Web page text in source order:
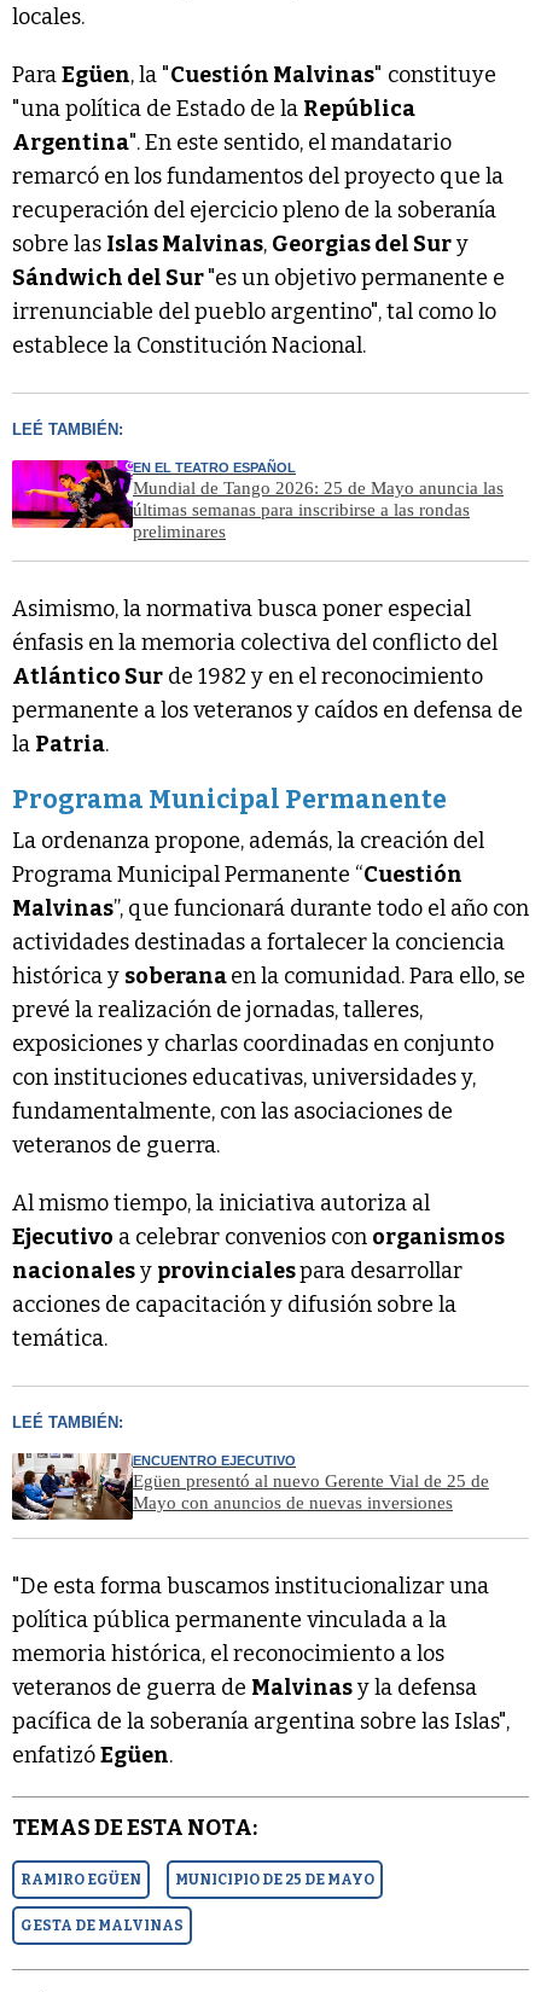
locales.
ParaEgüen, la "Cuestión Malvinas" constituye
"una política de Estado de la República
Argentina". En este sentido, el mandatario
remarcó en los fundamentos del proyecto que la
recuperación del ejercicio pleno de la soberanía
sobre las Islas Malvinas, Georgias del Sury
Sándwich del Sur"es un objetivo permanente e
irrenunciable del pueblo argentino", tal como lo
establece la Constitución Nacional.
LEÉ TAMBIÉN:
EN EL TEATRO ESPAÑOL
Mundial de Tango 2026: 25 de Mayo anuncia las
últimas semanas para inscribirse a las rondas
preliminares
Asimismo, la normativa busca poner especial
énfasis en la memoria colectiva del conflicto del
Atlántico Sur de 1982 y en el reconocimiento
permanente a los veteranos y caídos en defensa de
la Patria.
Programa Municipal Permanente
La ordenanza propone, además, la creación del
Programa Municipal Permanente “Cuestión
Malvinas”, que funcionará durante todo el año con
actividades destinadas a fortalecer la conciencia
histórica y soberanaen la comunidad. Para ello, se
prevé la realización de jornadas, talleres,
exposiciones y charlas coordinadas en conjunto
con instituciones educativas, universidades y,
fundamentalmente, con las asociaciones de
veteranos de guerra.
Al mismo tiempo, la iniciativa autoriza al
Ejecutivo a celebrar convenios con organismos
nacionalesy provincialespara desarrollar
acciones de capacitación y difusión sobre la
temática.
LEÉ TAMBIÉN:
ENCUENTRO EJECUTIVO
Egüen presentó al nuevo Gerente Vial de 25 de
Mayo con anuncios de nuevas inversiones
"De esta forma buscamos institucionalizar una
política pública permanente vinculada a la
memoria histórica, el reconocimiento a los
veteranos de guerra de Malvinasy la defensa
pacífica de la soberanía argentina sobre las Islas",
enfatizóEgüen.
TEMAS DE ESTA NOTA:
RAMIRO EGÜEN MUNICIPIO DE 25 DE MAYO
GESTA DE MALVINAS